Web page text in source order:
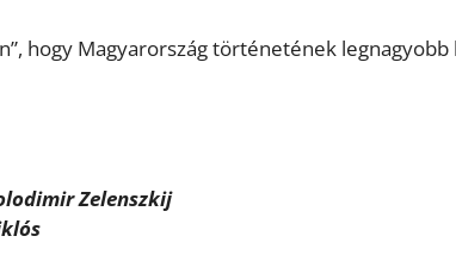
hogy Magyarország történetének
Zelenszkij